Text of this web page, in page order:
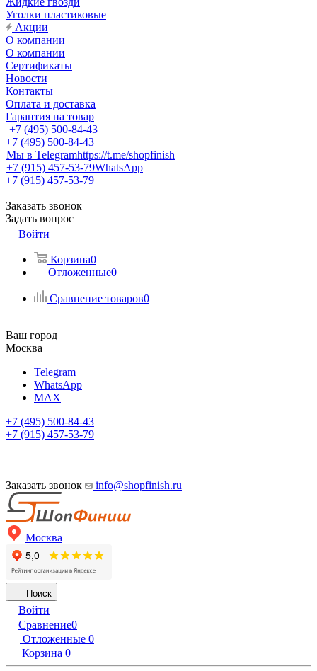
Уголки пластиковые
Акции
О компании
О компании
Сертификаты
Новости
Контакты
Оплата и доставка
Гарантия на товар
+7 (495) 500-84-43
+7 (495) 500-84-43
Мы в Telegramhttps://t.me/shopfinish
+7 (915) 457-53-79WhatsApp
+7 (915) 457-53-79
Заказать звонок
Задать вопрос
Войти
Корзина0
Отложенные0
Сравнение товаров0
Ваш город
Москва
Telegram
WhatsApp
MAX
+7 (495) 500-84-43
+7 (915) 457-53-79
Заказать звонок info@shopfinish.ru
Москва
Поиск
Войти
Сравнение0
Отложенные 0
Корзина 0